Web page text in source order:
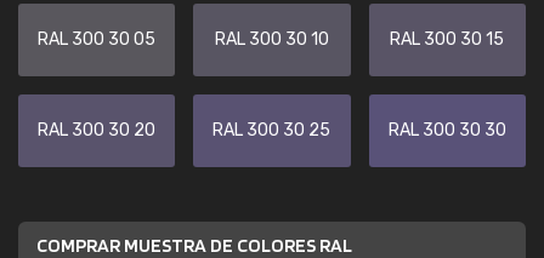
RAL 300 30 05 RAL 300 30 10 RAL 300 30 15
RAL 300 30 20 RAL 300 30 25 RAL 300 30 30
COMPRAR MUESTRA DE COLORES RAL